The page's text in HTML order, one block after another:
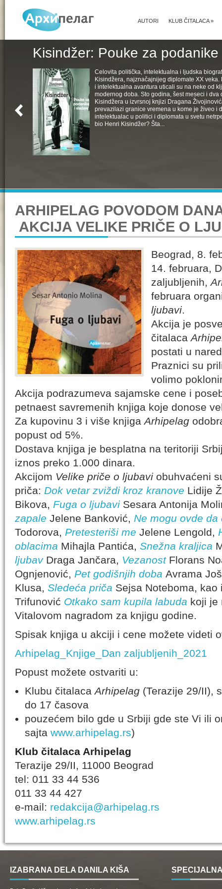
KLUB ČITALACA»
AUTORI
Kisindžer: Pouke za
Celovita politička, intelektualna i ljudska
Kisindžera, najznačajnijeg diplomate XX
i intelektualna avantura uticali su na neke od
modernog doba. Sto godina, šest meseci i dva
Kisindžera u izvrsnoj knjizi Dragana
prevazilazi granice vremena u kome je živeo i
intelektualac u politici i diplomata u svetu
bio Henri Kisindžer? Šta...
ARHIPELAG POVODOM
AKCIJA VELIKE PRIČE O
Beograd, 8.
14. februara,
zaljubljenih,
februara
ljubavi.
Akcija je
čitalaca
postati u
Praznici su
volimo
Akcija podrazumeva sajamske cene i
petnaest savremenih knjiga koje donose
Za kupovinu 3 i više knjigaArhipelag
popust od 5%.
Dostava knjiga je besplatna na teritoriji
iznos preko 1.000 dinara.
Akcijom Velike priče o ljubavi obuhvaćeni
priča: Dok vetar zviždi kroz kranove Lidije
Bikova, Fuga o ljubavi Sesara Antonija
zapale Jelene Banković, Ne mogu ovde da
Todorova, Pretesteriši me Jelene Lengold,
oblacima Mihajla Pantića, Snežna kraljica
ljubavDraga Jančara, VezanostFlorans
Ognjenović, Pet godišnjih doba Avrama
Klusa, Sledeća priča Sejsa Noteboma, kao
Trifunović Otkako sam kupila labuda koji je
Vitalovom nagradom za knjigu godine.
Spisak knjiga u akciji i cene možete videti
Arhipelag_Knjige_Dan zaljubljenih_2021
Popust možete ostvariti u:
Klubu čitalacaArhipelag (Terazije 29/II),
do 17 časova
pouzećem bilo gde u Srbiji gde ste Vi ili
sajta www.arhipelag.rs)
Klub čitalaca Arhipelag
Terazije 29/II, 11000 Beograd
tel: 011 33 44 536
011 33 44 427
e-mail: redakcija@arhipelag.rs
www.arhipelag.rs
IZABRANA DELA DANILA KIŠA